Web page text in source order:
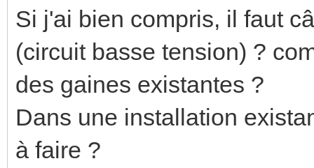
Si j'ai bien compris, il faut
(circuit basse tension) ?
des gaines existantes ?
Dans une installation
à faire ?